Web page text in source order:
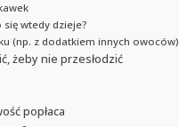
wtedy dzieje?
(np. z dodatkiem innych owoców)
żeby nie przesłodzić
popłaca